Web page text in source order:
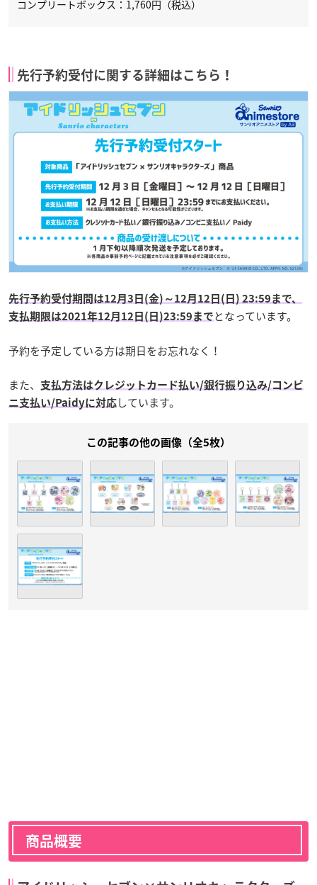
コンプリートボックス：1,760円（税込）
先行予約受付に関する詳細はこちら！
先行予約受付期間は12月3日(金)～12月12日(日) 23:59まで、
支払期限は2021年12月12日(日)23:59まで となっています。
予約を予定している方は期日をお忘れなく！
また、
支払方法はクレジットカード払い/銀行振り込み/コンビ
ニ支払い/Paidyに対応 しています。
この記事の他の画像（全5枚）
商品概要